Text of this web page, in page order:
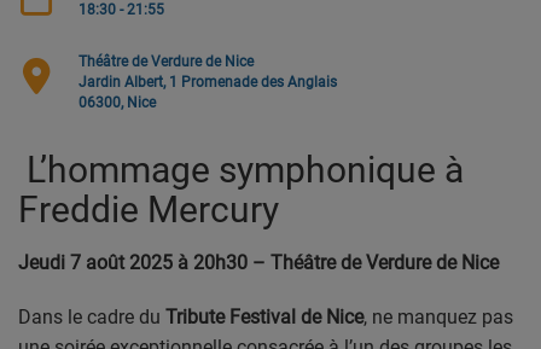
CÔTE D'AZUR
EVÉNEMENTS
CIRCULATION EN TEMPS RÉEL
HIGH-TECH
SPORT
SANTÉ
18:30 - 21:55
Théâtre de Verdure de Nice
Jardin Albert, 1 Promenade des Anglais
06300, Nice
L’hommage symphonique à
Freddie Mercury
Jeudi 7 août 2025 à 20h30 – Théâtre de Verdure de Nice
Dans le cadre du Tribute Festival de Nice, ne manquez pas